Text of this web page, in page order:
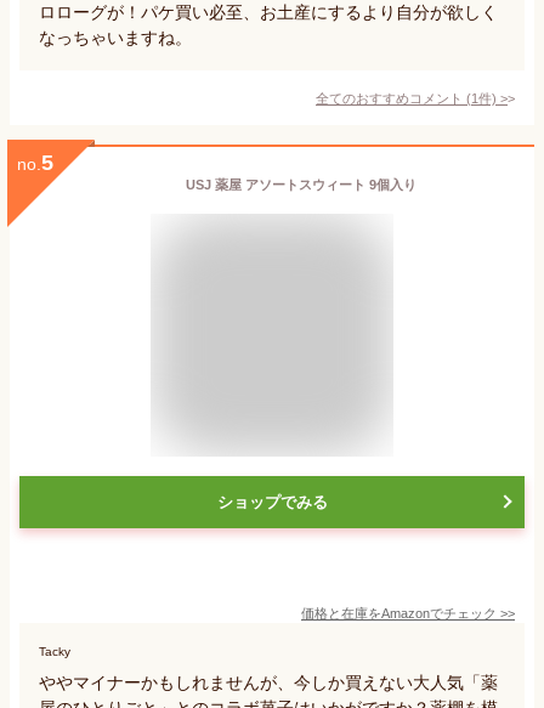
ロローグが！パケ買い必至、お土産にするより自分が欲しく
なっちゃいますね。
全てのおすすめコメント (1件) >
no. 5
USJ 薬屋 アソートスウィート 9個入り
ショップでみる
価格と在庫をAmazonでチェック >>
Tacky
ややマイナーかもしれませんが、今しか買えない大人気「薬